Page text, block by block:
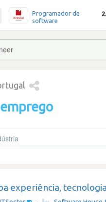
Programador de
software
experiência,